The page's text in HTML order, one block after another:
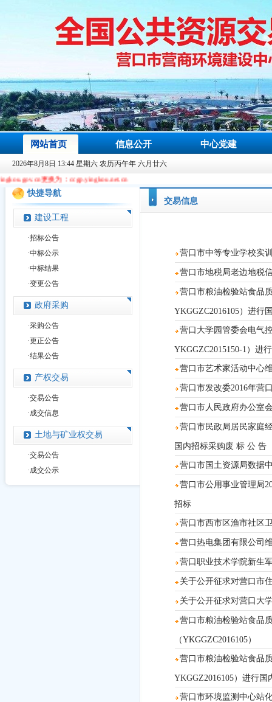
网站首页 信息公开 中心党建
2026年8月8日 13:44 星期六 农历丙午年 六月廿六
更换为：ccgp.yingkou.net.cn
快捷导航
建设工程
·招标公告
·中标公示
·中标结果
·变更公告
政府采购
·采购公告
·更正公告
·结果公告
产权交易
·交易公告
·成交信息
土地与矿业权交易
·交易公告
·成交公示
交易信息
营口市中等专业学校实
营口市地税局老边地税
营口市粮油检验站食品
YKGGZC2016105）进行
营口大学园管委会电气
YKGGZC2015150-1）进
营口市艺术家活动中心
营口市发改委2016年营
营口市人民政府办公室
营口市民政局居民家庭
国内招标采购废 标 公 告
营口市国土资源局数据
营口市公用事业管理局
招标
营口市西市区渔市社区
营口热电集团有限公司
营口职业技术学院新生
关于公开征求对营口市
关于公开征求对营口大
营口市粮油检验站食品
（YKGGZC2016105）
营口市粮油检验站食品
YKGGZ2016105）进行
营口市环境监测中心站